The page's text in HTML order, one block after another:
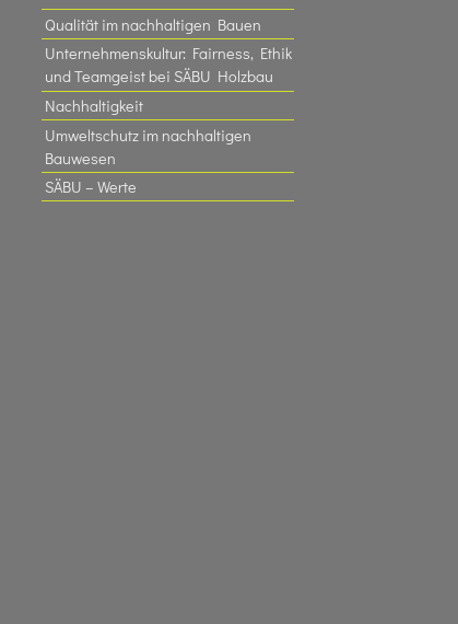
Qualität im nachhaltigen Bauen
Unternehmenskultur: Fairness, Ethik
und Teamgeist bei SÄBU Holzbau​
Nachhaltigkeit
Umweltschutz im nachhaltigen
Bauwesen
SÄBU – Werte